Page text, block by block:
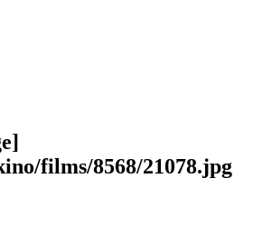
films/8568/21078.jpg